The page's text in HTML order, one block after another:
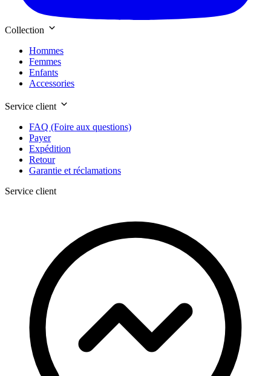
Collection
Hommes
Femmes
Enfants
Accessories
Service client
FAQ (Foire aux questions)
Payer
Expédition
Retour
Garantie et réclamations
Service client